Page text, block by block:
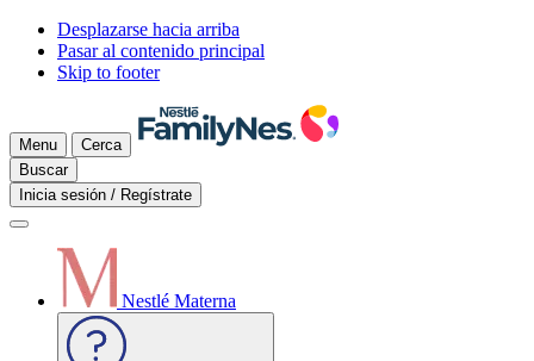
Desplazarse hacia arriba
Pasar al contenido principal
Skip to footer
Menu
Cerca
Buscar
Inicia sesión / Regístrate
Nestlé Materna